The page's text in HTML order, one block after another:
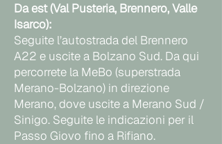
Da est (Val Pusteria, Brennero, Valle
Isarco):
Seguite l’autostrada del Brennero
A22 e uscite a Bolzano Sud. Da qui
percorrete la MeBo (superstrada
Merano-Bolzano) in direzione
Merano, dove uscite a Merano Sud /
Sinigo. Seguite le indicazioni per il
Passo Giovo fino a Rifiano.